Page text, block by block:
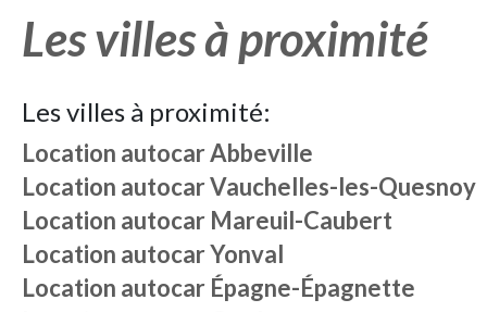
Les villes à proximité
Les villes à proximité:
Location autocarAbbeville
Location autocarVauchelles-les-Quesnoy
Location autocar Mareuil-Caubert
Location autocarYonval
Location autocar Épagne-Épagnette